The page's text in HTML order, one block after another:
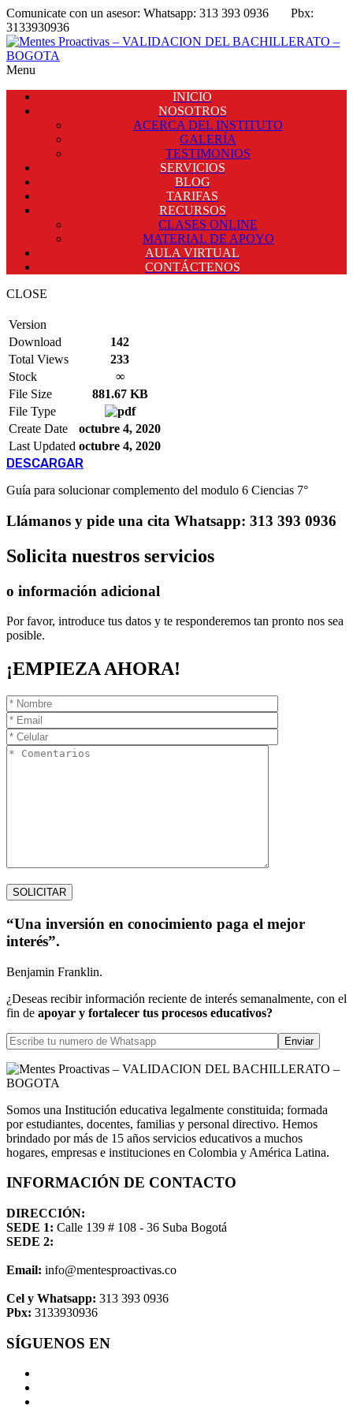
Comunicate con un asesor: Whatsapp: 313 393 0936 Pbx:
3133930936
Menu
INICIO
NOSOTROS
ACERCA DEL INSTITUTO
GALERÍA
TESTIMONIOS
SERVICIOS
BLOG
TARIFAS
RECURSOS
CLASES ONLINE
MATERIAL DE APOYO
AULA VIRTUAL
CONTÁCTENOS
CLOSE
Version
Download
142
Total Views
233
Stock
∞
File Size
881.67 KB
File Type
Create Date
octubre 4, 2020
Last Updated octubre 4, 2020
DESCARGAR
Guía para solucionar complemento del modulo 6 Ciencias 7°
Llámanos y pide una cita Whatsapp: 313 393 0936
Solicita nuestros servicios
o información adicional
Por favor, introduce tus datos y te responderemos tan pronto nos sea
posible.
¡EMPIEZA AHORA!
“Una inversión en conocimiento paga el mejor
interés”.
Benjamin Franklin.
¿Deseas recibir información reciente de interés semanalmente, con el
fin de apoyar y fortalecer tus procesos educativos?
Somos una Institución educativa legalmente constituida; formada
por estudiantes, docentes, familias y personal directivo. Hemos
brindado por más de 15 años servicios educativos a muchos
hogares, empresas e instituciones en Colombia y América Latina.
INFORMACIÓN DE CONTACTO
DIRECCIÓN:
SEDE 1: Calle 139 # 108 - 36 Suba Bogotá
SEDE 2:
Email: info@mentesproactivas.co
Cel y Whatsapp: 313 393 0936
Pbx: 3133930936
SÍGUENOS EN